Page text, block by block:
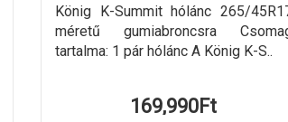
König K-Summit hólánc 265/
méretű gumiabroncsra
tartalma: 1 pár hólánc A König K-S..
169,990Ft